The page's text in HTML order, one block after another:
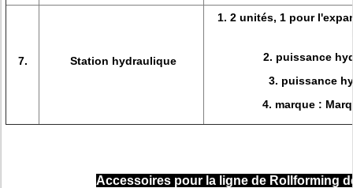
7. Station hydraulique
1. 2 unités, 1 pour
2. puissance
3. puissance
4. marque :
Accessoires pour la ligne de Rollforming